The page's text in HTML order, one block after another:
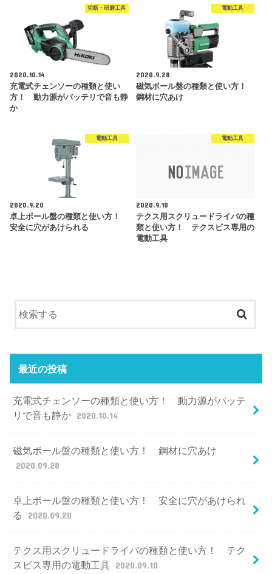
切断・研磨工具
2020.10.14
充電式チェンソーの種類と使い
方！ 動力源がバッテリで音も静
か
電動工具
2020.9.28
磁気ボール盤の種類と使い方！
鋼材に穴あけ
電動工具
2020.9.20
卓上ボール盤の種類と使い方！
安全に穴があけられる
電動工具
2020.9.10
テクス用スクリュードライバの種
類と使い方！ テクスビス専用の
電動工具
最近の投稿
充電式チェンソーの種類と使い方！ 動力源がバッテ
リで音も静か 2020.10.14
磁気ボール盤の種類と使い方！ 鋼材に穴あけ
2020.09.28
卓上ボール盤の種類と使い方！ 安全に穴があけられ
る
2020.09.20
テクス用スクリュードライバの種類と使い方！ テク
スビス専用の電動工具 2020.09.10